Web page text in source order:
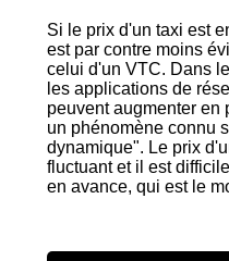
Si le prix d'un taxi est
est par contre moins
celui d'un VTC. Dans
les applications de
peuvent augmenter en
un phénomène connu
dynamique". Le prix
fluctuant et il est
en avance, qui est le